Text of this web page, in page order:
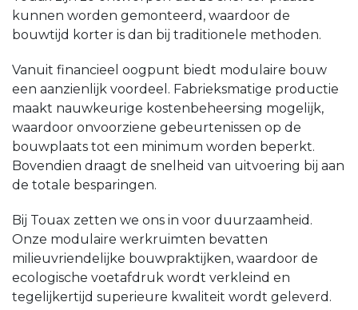
kunnen worden gemonteerd, waardoor de
bouwtijd korter is dan bij traditionele methoden.
Vanuit financieel oogpunt biedt modulaire bouw
een aanzienlijk voordeel. Fabrieksmatige productie
maakt nauwkeurige kostenbeheersing mogelijk,
waardoor onvoorziene gebeurtenissen op de
bouwplaats tot een minimum worden beperkt.
Bovendien draagt de snelheid van uitvoering bij aan
de totale besparingen.
Bij Touax zetten we ons in voor duurzaamheid.
Onze modulaire werkruimten bevatten
milieuvriendelijke bouwpraktijken, waardoor de
ecologische voetafdruk wordt verkleind en
tegelijkertijd superieure kwaliteit wordt geleverd.